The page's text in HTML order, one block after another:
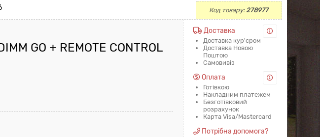
Код товару:278977
GO + REMOTE CONTROL
Доставка
Доставка кур'єром
Доставка Новою
Поштою
Самовивіз
Оплата
Готівкою
Накладним платежем
Безготівковий
розрахунок
Карта Visa/Mastercard
Потрібна допомога?